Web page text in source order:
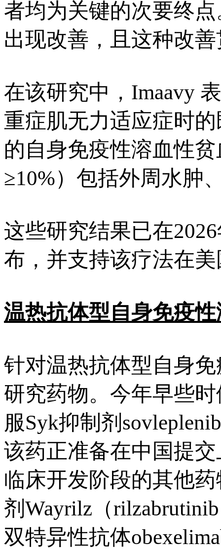
者均为关键的次要终
出现改善，且这种改
在该研究中，Imaavy
重症肌无力适应症时
的自身免疫性溶血性
≥10%）包括外周水肿
这些研究结果已在
布，并支持该疗法在
温热抗体型自身免疫
针对温热抗体型自身
研究药物。今年早些
服Syk抑制剂
该药正准备在中国提
临床开发阶段的其他
剂Wayrilz（
双特异性抗体